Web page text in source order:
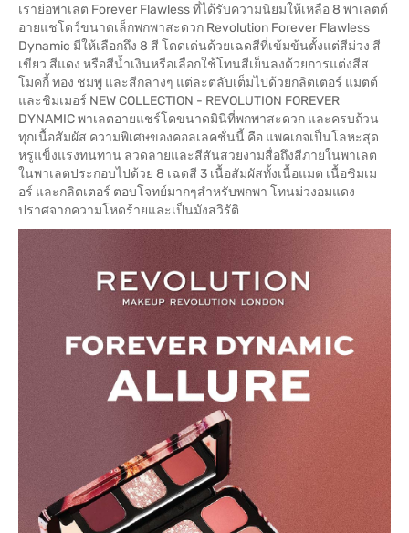
เราย่อพาเลต Forever Flawless ที่ได้รับความนิยมให้เหลือ 8 พาเลตต์
อายแชโดว์ขนาดเล็กพกพาสะดวก Revolution Forever Flawless
Dynamic มีให้เลือกถึง 8 สี โดดเด่นด้วยเฉดสีที่เข้มข้นตั้งแต่สีม่วง สี
เขียว สีแดง หรือสีน้ำเงินหรือเลือกใช้โทนสีเย็นลงด้วยการแต่งสีส
โมคกี้ ทอง ชมพู และสีกลางๆ แต่ละตลับเต็มไปด้วยกลิตเตอร์ แมตต์
และชิมเมอร์ NEW COLLECTION - REVOLUTION FOREVER
DYNAMIC พาเลตอายแชร์โดขนาดมินิที่พกพาสะดวก และครบถ้วน
ทุกเนื้อสัมผัส ความพิเศษของคอลเลคชั่นนี้ คือ แพคเกจเป็นโลหะสุด
หรูแข็งแรงทนทาน ลวดลายและสีสันสวยงามสื่อถึงสีภายในพาเลต
ในพาเลตประกอบไปด้วย 8 เฉดสี 3 เนื้อสัมผัสทั้งเนื้อแมต เนื้อชิมเม
อร์ และกลิตเตอร์ ตอบโจทย์มากๆสำหรับพกพา โทนม่วงอมแดง
ปราศจากความโหดร้ายและเป็นมังสวิรัติ